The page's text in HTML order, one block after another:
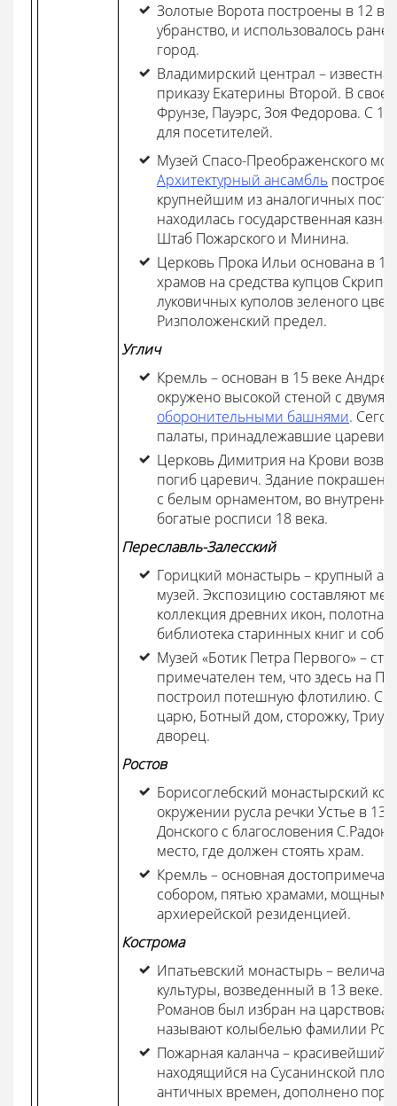
Золотые Ворота построены в 12
убранство, и использовалось
город.
Владимирский централ –
приказу Екатерины Второй. В
Фрунзе, Пауэрс, Зоя Федорова. С
для посетителей.
Музей Спасо-Преображенского
Архитектурный ансамбль
крупнейшим из аналогичных
находилась государственная
Штаб Пожарского и Минина.
Церковь Прока Ильи основана в
храмов на средства купцов
луковичных куполов зеленого
Ризположенский предел.
Углич
Кремль – основан в 15 веке
окружено высокой стеной с двумя
оборонительными башнями.
палаты, принадлежавшие
Церковь Димитрия на Крови
погиб царевич. Здание покрашено
с белым орнаментом, во
богатые росписи 18 века.
Переславль-Залесский
Горицкий монастырь – крупный
музей. Экспозицию составляют
коллекция древних икон,
библиотека старинных книг и
Музей «Ботик Петра Первого» –
примечателен тем, что здесь на
построил потешную флотилию.
царю, Ботный дом, сторожку,
дворец.
Ростов
Борисоглебский монастырский
окружении русла речки Устье в
Донского с благословения
место, где должен стоять храм.
Кремль – основная
собором, пятью храмами,
архиерейской резиденцией.
Кострома
Ипатьевский монастырь –
культуры, возведенный в 13 веке.
Романов был избран на
называют колыбелью фамилии
Пожарная каланча – красивейший
находящийся на Сусанинской
античных времен, дополнено